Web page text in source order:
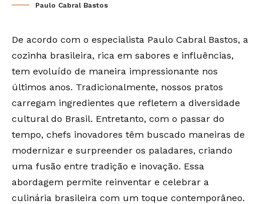
Paulo Cabral Bastos
De acordo com o especialista Paulo Cabral Bastos, a
cozinha brasileira, rica em sabores e influências,
tem evoluído de maneira impressionante nos
últimos anos. Tradicionalmente, nossos pratos
carregam ingredientes que refletem a diversidade
cultural do Brasil. Entretanto, com o passar do
tempo, chefs inovadores têm buscado maneiras de
modernizar e surpreender os paladares, criando
uma fusão entre tradição e inovação. Essa
abordagem permite reinventar e celebrar a
culinária brasileira com um toque contemporâneo.